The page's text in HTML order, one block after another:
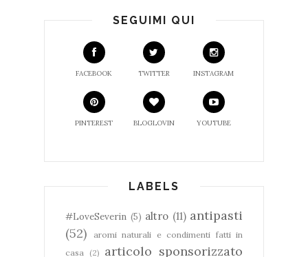
SEGUIMI QUI
FACEBOOK TWITTER INSTAGRAM
PINTEREST BLOGLOVIN YOUTUBE
LABELS
#LoveSeverin (5) altro (11) antipasti
(52)
aromi naturali e condimenti fatti in
casa
(2) articolo sponsorizzato